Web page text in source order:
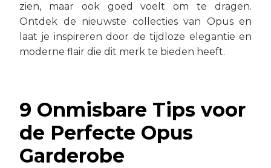
zien, maar ook goed voelt om te dragen.
Ontdek de nieuwste collecties van Opus en
laat je inspireren door de tijdloze elegantie en
moderne flair die dit merk te bieden heeft.
9 Onmisbare Tips voor
de Perfecte Opus
Garderobe